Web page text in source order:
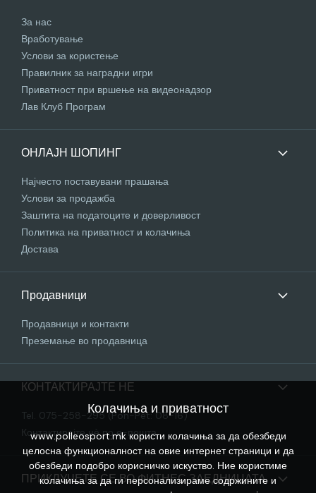
За нас
Вработување
Услови за користење
Правилник за наградни игри
Приватност при вршење на видеонадзор
Лав Клуб Програм
ОНЛАЈН ШОПИНГ
Најчесто поставувани прашања
Услови за продажба
Заштита на податоците и доверливост
Политика на приватност и колачиња
Достава
Продавници
Продавници и контакти
Преземање во продавница
КОНТАКТИРАЈТЕ НЕ
Tel. 075-258-295 (Pon-Pet: 08-16)
Контактирајте нѐ по е-пошта
ПРИКЛУЧЕТЕ СЕ ВО ФИТНЕС ЗАЕДНИЦАТА
Колачиња и приватност
www.polleosport.mk користи колачиња за да обезбеди
целосна функционалност на овие интернет страници и да
обезбеди подобро корисничко искуство. Ние користиме
колачиња за да ги персонализираме содржините и